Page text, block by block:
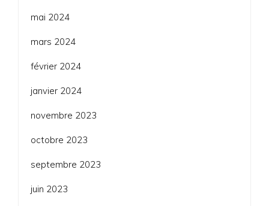
mai 2024
mars 2024
février 2024
janvier 2024
novembre 2023
octobre 2023
septembre 2023
juin 2023